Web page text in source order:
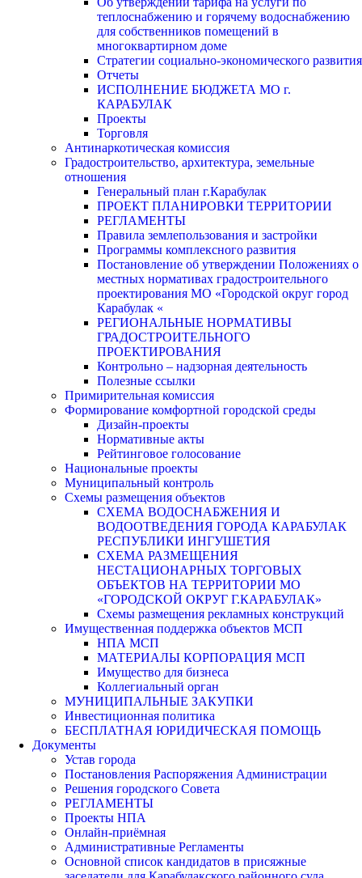
теплоснабжению и горячему водоснабжению
для собственников помещений в
многоквартирном доме
Стратегии социально-экономического развития
Отчеты
ИСПОЛНЕНИЕ БЮДЖЕТА МО г.
КАРАБУЛАК
Проекты
Торговля
Антинаркотическая комиссия
Градостроительство, архитектура, земельные
отношения
Генеральный план г.Карабулак
ПРОЕКТ ПЛАНИРОВКИ ТЕРРИТОРИИ
РЕГЛАМЕНТЫ
Правила землепользования и застройки
Программы комплексного развития
Постановление об утверждении Положениях о
местных нормативах градостроительного
проектирования МО «Городской округ город
Карабулак «
РЕГИОНАЛЬНЫЕ НОРМАТИВЫ
ГРАДОСТРОИТЕЛЬНОГО
ПРОЕКТИРОВАНИЯ
Контрольно – надзорная деятельность
Полезные ссылки
Примирительная комиссия
Формирование комфортной городской среды
Дизайн-проекты
Нормативные акты
Рейтинговое голосование
Национальные проекты
Муниципальный контроль
Схемы размещения объектов
СХЕМА ВОДОСНАБЖЕНИЯ И
ВОДООТВЕДЕНИЯ ГОРОДА КАРАБУЛАК
РЕСПУБЛИКИ ИНГУШЕТИЯ
СХЕМА РАЗМЕЩЕНИЯ
НЕСТАЦИОНАРНЫХ ТОРГОВЫХ
ОБЪЕКТОВ НА ТЕРРИТОРИИ МО
«ГОРОДСКОЙ ОКРУГ Г.КАРАБУЛАК»
Схемы размещения рекламных конструкций
Имущественная поддержка объектов МСП
НПА МСП
МАТЕРИАЛЫ КОРПОРАЦИЯ МСП
Имущество для бизнеса
Коллегиальный орган
МУНИЦИПАЛЬНЫЕ ЗАКУПКИ
Инвестиционная политика
БЕСПЛАТНАЯ ЮРИДИЧЕСКАЯ ПОМОЩЬ
Документы
Устав города
Постановления Распоряжения Администрации
Решения городского Совета
РЕГЛАМЕНТЫ
Проекты НПА
Онлайн-приёмная
Административные Регламенты
Основной список кандидатов в присяжные